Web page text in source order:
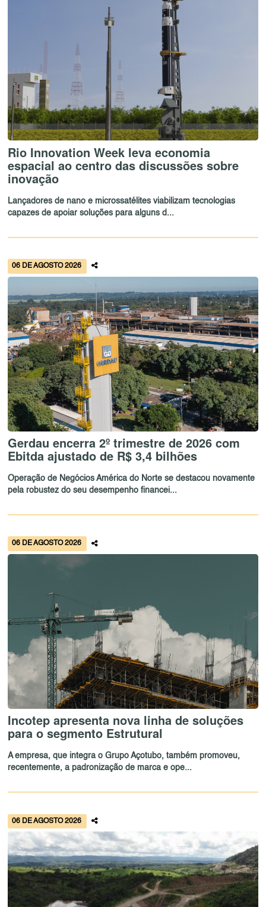
Rio Innovation Week leva economia
espacial ao centro das discussões sobre
inovação
Lançadores de nano e microssatélites viabilizam tecnologias
capazes de apoiar soluções para alguns d...
06 DE AGOSTO 2026
Gerdau encerra 2º trimestre de 2026 com
Ebitda ajustado de R$ 3,4 bilhões
Operação de Negócios América do Norte se destacou novamente
pela robustez do seu desempenho financei...
06 DE AGOSTO 2026
Incotep apresenta nova linha de soluções
para o segmento Estrutural
A empresa, que integra o Grupo Açotubo, também promoveu,
recentemente, a padronização de marca e ope...
06 DE AGOSTO 2026